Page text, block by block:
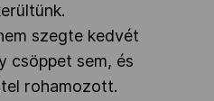
szegte kedvét
csöppet sem, és
rohamozott.